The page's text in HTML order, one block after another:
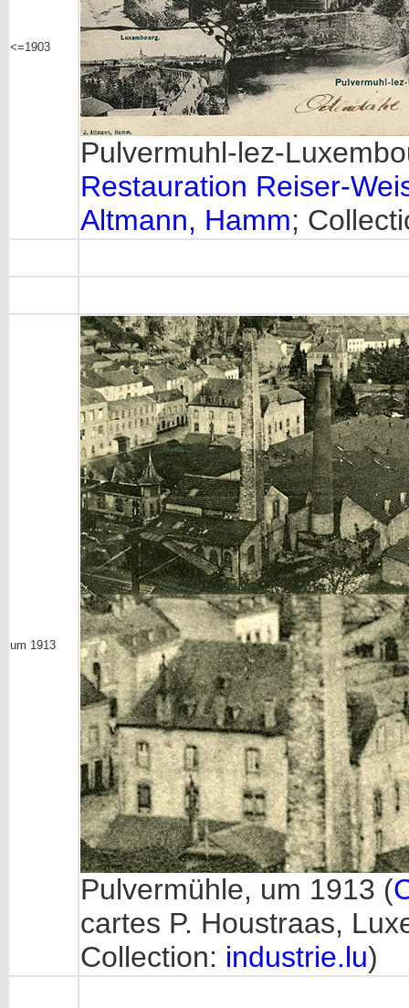
<=1903
Pulvermuhl-lez-
Restauration Reiser-
Altmann, Hamm;
um 1913
Pulvermühle, um 1913 (
cartes P. Houstraas,
Collection: industrie.lu)